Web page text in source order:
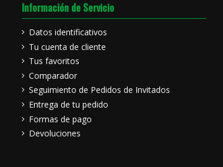
Información de Servicio
Datos identificativos
Tu cuenta de cliente
Tus favoritos
Comparador
Seguimiento de Pedidos de Invitados
Entrega de tu pedido
Formas de pago
Devoluciones